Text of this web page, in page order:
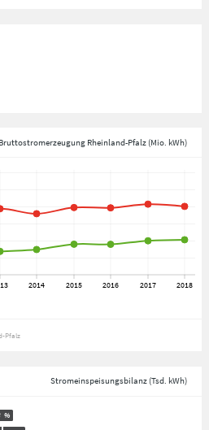
Bruttostromerzeugung Rheinland-Pfalz (Mio. kWh)
Pfalz
Stromeinspeisungsbilanz (Tsd. kWh)
%